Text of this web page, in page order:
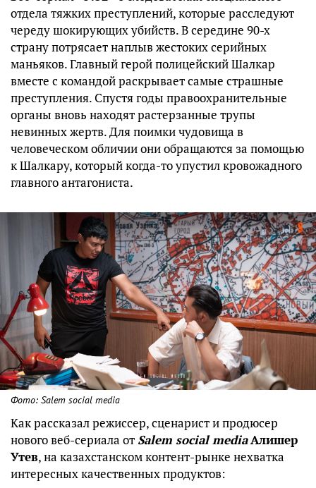
отдела тяжких преступлений, которые расследуют
череду шокирующих убийств. В середине 90-х
страну потрясает наплыв жестоких серийных
маньяков. Главный герой полицейский Шалкар
вместе с командой раскрывает самые страшные
преступления. Спустя годы правоохранительные
органы вновь находят растерзанные трупы
невинных жертв. Для поимки чудовища в
человеческом обличии они обращаются за помощью
к Шалкару, который когда-то упустил кровожадного
главного антагониста.
Фото: Salem social media
Как рассказал режиссер, сценарист и продюсер
нового веб-сериала от Salem social mediaАлишер
Утев, на казахстанском контент-рынке нехватка
интересных качественных продуктов: